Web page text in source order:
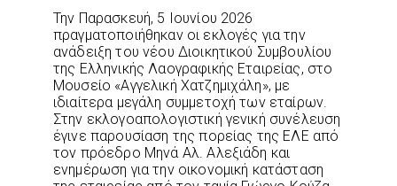
Την Παρασκευή, 5 Ιουνίου 2026
πραγματοποιήθηκαν οι εκλογές για την
ανάδειξη του νέου Διοικητικού Συμβουλίου
της Ελληνικής Λαογραφικής Εταιρείας, στο
Μουσείο «Αγγελική Χατζημιχάλη», με
ιδιαίτερα μεγάλη συμμετοχή των εταίρων.
Στην εκλογοαπολογιστική γενική συνέλευση
έγινε παρουσίαση της πορείας της ΕΛΕ από
τον πρόεδρο Μηνά Αλ. Αλεξιάδη και
ενημέρωση για την οικονομική κατάσταση